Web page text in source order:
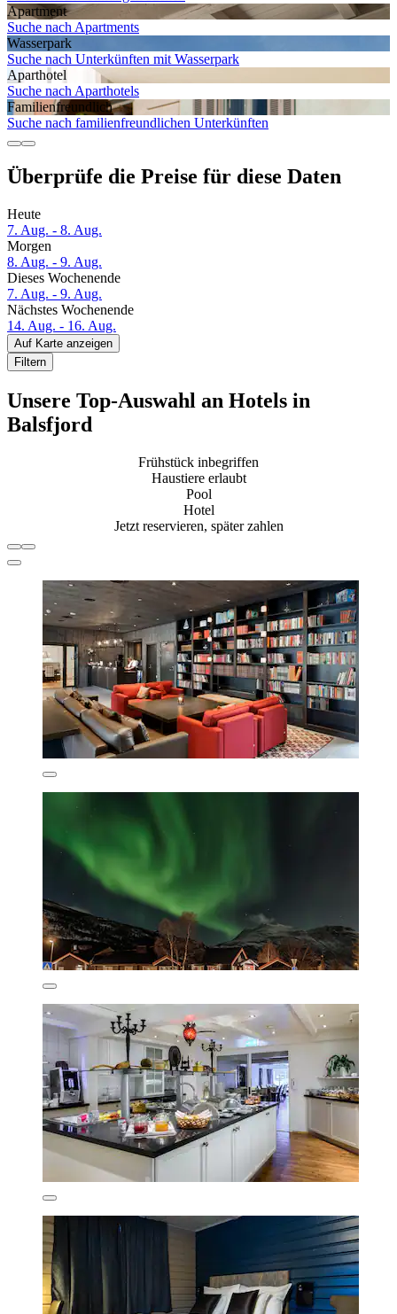
Apartment
Suche nach Apartments
Wasserpark
Suche nach Unterkünften mit Wasserpark
Aparthotel
Suche nach Aparthotels
Familien­freundlich
Suche nach familienfreundlichen Unterkünften
Überprüfe die Preise für diese Daten
Heute
7. Aug. - 8. Aug.
Morgen
8. Aug. - 9. Aug.
Dieses Wochenende
7. Aug. - 9. Aug.
Nächstes Wochenende
14. Aug. - 16. Aug.
Auf Karte anzeigen
Filtern
Unsere Top-Auswahl an Hotels in
Balsfjord
Frühstück inbegriffen
Haustiere erlaubt
Pool
Hotel
Jetzt reservieren, später zahlen